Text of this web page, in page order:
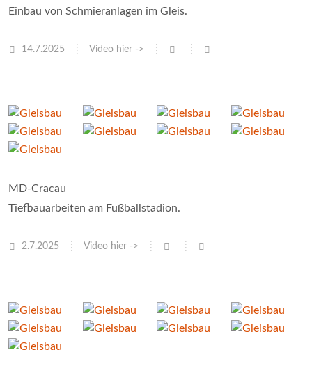
Einbau von Schmieranlagen im Gleis.
14.7.2025 Video hier ->
MD-Cracau
Tiefbauarbeiten am Fußballstadion.
2.7.2025 Video hier ->